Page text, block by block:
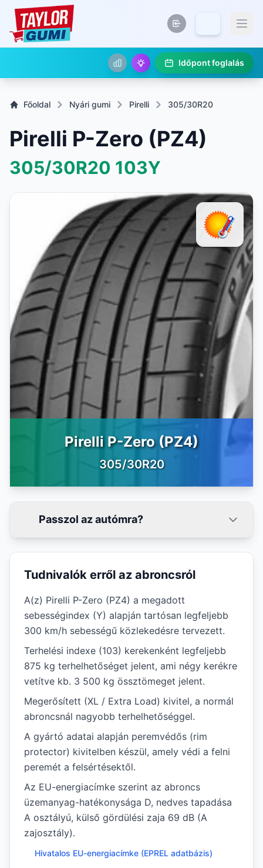
Időpont foglalás
Főoldal Nyári gumi Pirelli 305/30R20
Pirelli P-Zero (PZ4)
305/30R20 103Y
Pirelli P-Zero (PZ4)
305/30R20
Passzol az autómra?
Tudnivalók erről az abroncsról
A(z) Pirelli P-Zero (PZ4) a megadott
sebességindex (Y) alapján tartósan legfeljebb
300 km/h sebességű közlekedésre tervezett.
Terhelési indexe (103) kerekenként legfeljebb
875 kg terhelhetőséget jelent, ami négy kerékre
vetítve kb. 3 500 kg össztömeget jelent.
Megerősített (XL / Extra Load) kivitel, a normál
abroncsnál nagyobb terhelhetőséggel.
A gyártó adatai alapján peremvédős (rim
protector) kivitelben készül, amely védi a felni
peremét a felsértésektől.
Az EU-energiacímke szerint az abroncs
üzemanyag-hatékonysága D, nedves tapadása
A osztályú, külső gördülési zaja 69 dB (A
zajosztály).
Hivatalos EU-energiacímke (EPREL adatbázis)